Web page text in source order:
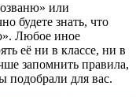
или
будете знать, что
Любое иное
её ни в классе, ни в
запомнить правила,
подобрали для вас.